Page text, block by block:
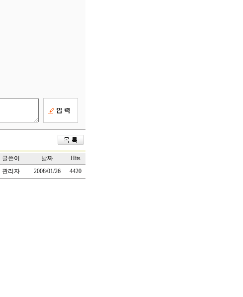
글쓴이 날짜
Hits
관리자 2008/01/26 4420